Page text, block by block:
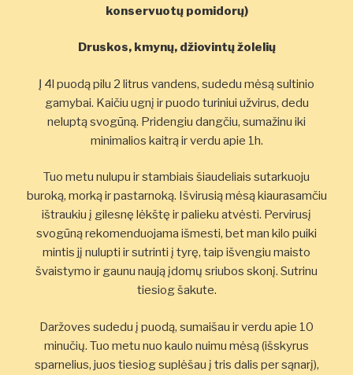
konservuotų pomidorų)
Druskos, kmynų, džiovintų žolelių
Į 4l puodą pilu 2 litrus vandens, sudedu mėsą sultinio
gamybai. Kaičiu ugnį ir puodo turiniui užvirus, dedu
neluptą svogūną. Pridengiu dangčiu, sumažinu iki
minimalios kaitrą ir verdu apie 1h.
Tuo metu nulupu ir stambiais šiaudeliais sutarkuoju
buroką, morką ir pastarnoką. Išvirusią mėsą kiaurasamčiu
ištraukiu į gilesnę lėkštę ir palieku atvėsti. Pervirusį
svogūną rekomenduojama išmesti, bet man kilo puiki
mintis jį nulupti ir sutrinti į tyrę, taip išvengiu maisto
švaistymo ir gaunu naują įdomų sriubos skonį. Sutrinu
tiesiog šakute.
Daržoves sudedu į puodą, sumaišau ir verdu apie 10
minučių. Tuo metu nuo kaulo nuimu mėsą (išskyrus
sparnelius, juos tiesiog suplėšau į tris dalis per sąnarį),